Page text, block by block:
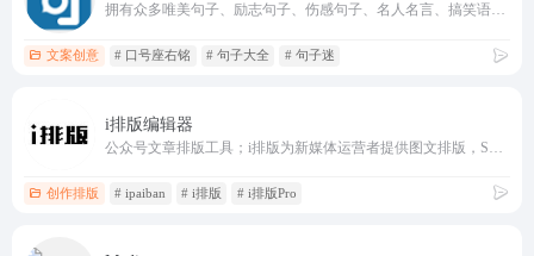
拥有众多唯美句子、励志句子、伤感句子、名人名言、搞笑语录、爱情语录、公司口号、团队口号、爱情诗词
文案创意 # 口号座右铭 # 句子大全 # 句子迷
i排版编辑器
创作排版 # ipaiban # i排版 # i排版Pro